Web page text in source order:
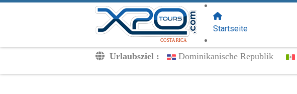
Urlaubsziel : Dominikanische Republik
COSTA RICA
Startseite